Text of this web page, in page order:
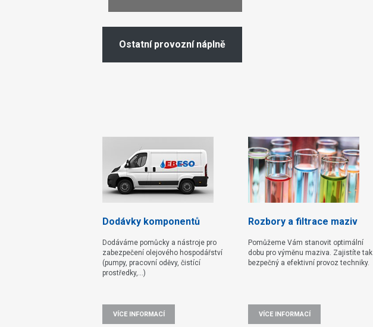
Ostatní provozní náplně
Dodávky komponentů
Dodáváme pomůcky a nástroje pro
zabezpečení olejového hospodářství
(pumpy, pracovní oděvy, čistící
prostředky,...)
VÍCE INFORMACÍ
Rozbory a filtrace maziv
Pomůžeme Vám stanovit optimální
dobu pro výměnu maziva. Zajistíte tak
bezpečný a efektivní provoz techniky.
VÍCE INFORMACÍ